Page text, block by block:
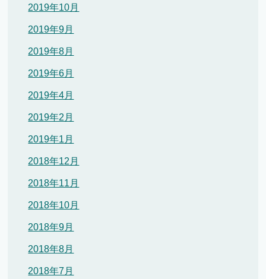
2019年10月
2019年9月
2019年8月
2019年6月
2019年4月
2019年2月
2019年1月
2018年12月
2018年11月
2018年10月
2018年9月
2018年8月
2018年7月